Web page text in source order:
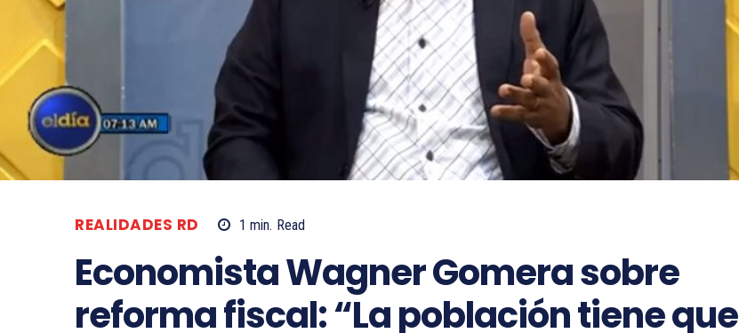
REALIDADES RD 1 min. Read
Economista Wagner Gomera sobre
reforma fiscal: “La población tiene que